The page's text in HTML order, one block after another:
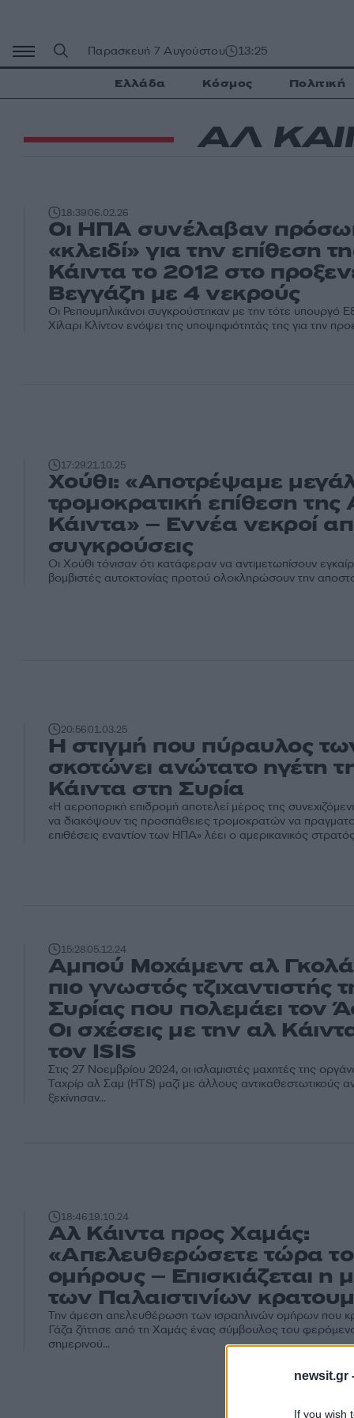
newsit.gr
If you wish
περιεχόμενο
Παρασκευή 7 Αυγούστου 13:25
Ελλάδα Κόσμος Πολιτική
ΑΛ
18:3906.02.26
Οι ΗΠΑ συνέλαβαν
«κλειδί» για την επίθεση
Κάιντα το 2012 στο
Βεγγάζη με 4 νεκρούς
Oι Ρεπουμπλικάνοι συγκρούστηκαν με την τότε υπουργό
Χίλαρι Κλίντον ενόψει της υποψηφιότητάς της για την
17:2921.10.25
Χούθι: «Αποτρέψαμε
τρομοκρατική επίθεση της
Κάιντα» – Εννέα νεκροί
συγκρούσεις
Οι Χούθι τόνισαν ότι κατάφεραν να αντιμετωπίσουν
βομβιστές αυτοκτονίας προτού ολοκληρώσουν την
20:5601.03.25
Η στιγμή που πύραυλος
σκοτώνει ανώτατο ηγέτη
Κάιντα στη Συρία
«Η αεροπορική επιδρομή αποτελεί μέρος της
να διακόψουν τις προσπάθειες τρομοκρατών να
επιθέσεις εναντίον των ΗΠΑ» λέει ο αμερικανικός στρατός
15:2805.12.24
Αμπού Μοχάμεντ αλ
πιο γνωστός τζιχαντιστής
Συρίας που πολεμάει τον
Οι σχέσεις με την αλ
τον ISIS
Στις 27 Νοεμβρίου 2024, οι ισλαμιστές μαχητές της
Ταχρίρ αλ Σαμ (HTS) μαζί με άλλους αντικαθεστωτικούς
ξεκίνησαν...
18:4619.10.24
Αλ Κάιντα προς Χαμάς:
«Aπελευθερώσετε τώρα
ομήρους – Επισκιάζεται η
των Παλαιστινίων
Την άμεση απελευθέρωση των ισραηλινών ομήρων που
Γάζα ζήτησε από τη Χαμάς ένας σύμβουλος του
σημερινού...